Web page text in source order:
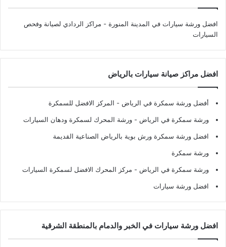
افضل ورشة سيارات في المدينة المنورة - مراكز الردادي لصيانة وفحص
السيارات
افضل مراكز صيانة سيارات بالرياض
أفضل ورشة سمكرة في الرياض - المركز الافضل للسمكرة
ورشة سمكرة في الرياض - ورشة المحرك لسمكرة ودهان السيارات
افضل ورشة سمكرة ورش بوية بالرياض الصناعية القديمة
ورشة سمكرة
ورشة سمكرة في الرياض - مركز المحرك الافضل لسمكرة السيارات
افضل ورشة سيارات
افضل ورشة سيارات في الخبر والدمام بالمنطقة الشرقية